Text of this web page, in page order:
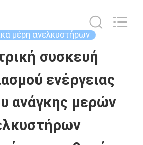
μέρη ανελκυστήρων
συσκευή
ενέργειας
ανάγκης μερών